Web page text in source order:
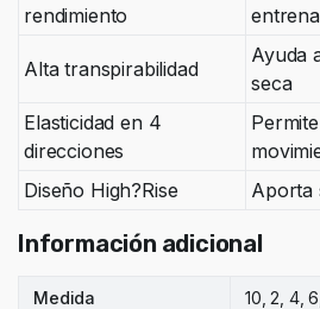
rendimiento
Alta transpirabilidad
Ayuda
seca
Elasticidad en 4
direcciones
Diseño High?Rise
Aporta
Información adicional
Medida 10, 2, 4,